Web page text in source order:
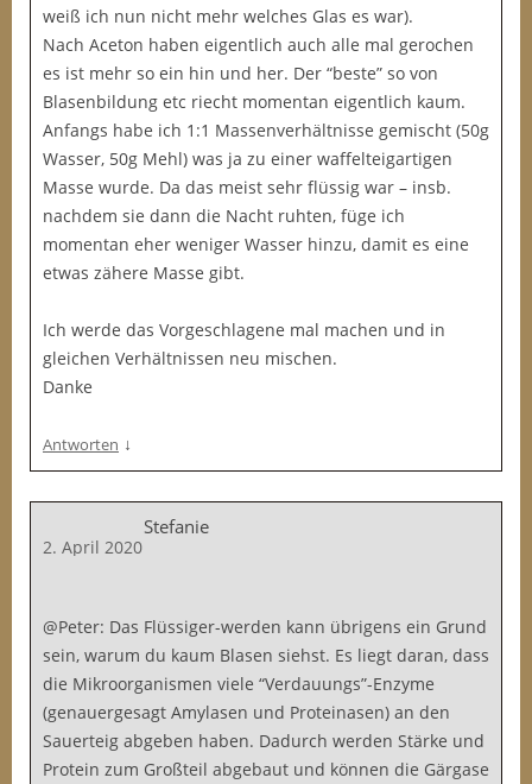
weiß ich nun nicht mehr welches Glas es war).
Nach Aceton haben eigentlich auch alle mal gerochen
es ist mehr so ein hin und her. Der “beste” so von
Blasenbildung etc riecht momentan eigentlich kaum.
Anfangs habe ich 1:1 Massenverhältnisse gemischt (50g
Wasser, 50g Mehl) was ja zu einer waffelteigartigen
Masse wurde. Da das meist sehr flüssig war – insb.
nachdem sie dann die Nacht ruhten, füge ich
momentan eher weniger Wasser hinzu, damit es eine
etwas zähere Masse gibt.
Ich werde das Vorgeschlagene mal machen und in
gleichen Verhältnissen neu mischen.
Danke
Antworten ↓
Stefanie
2. April 2020
@Peter: Das Flüssiger-werden kann übrigens ein Grund
sein, warum du kaum Blasen siehst. Es liegt daran, dass
die Mikroorganismen viele “Verdauungs”-Enzyme
(genauergesagt Amylasen und Proteinasen) an den
Sauerteig abgeben haben. Dadurch werden Stärke und
Protein zum Großteil abgebaut und können die Gärgase